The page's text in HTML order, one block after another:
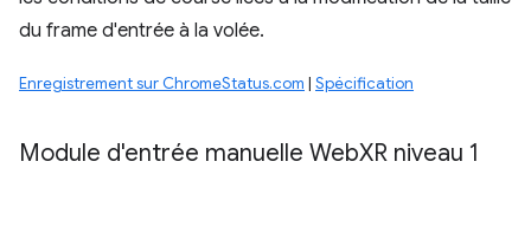
du frame d'entrée à la volée.
Enregistrement sur ChromeStatus.com | Spécification
Module d'entrée manuelle WebXR niveau 1